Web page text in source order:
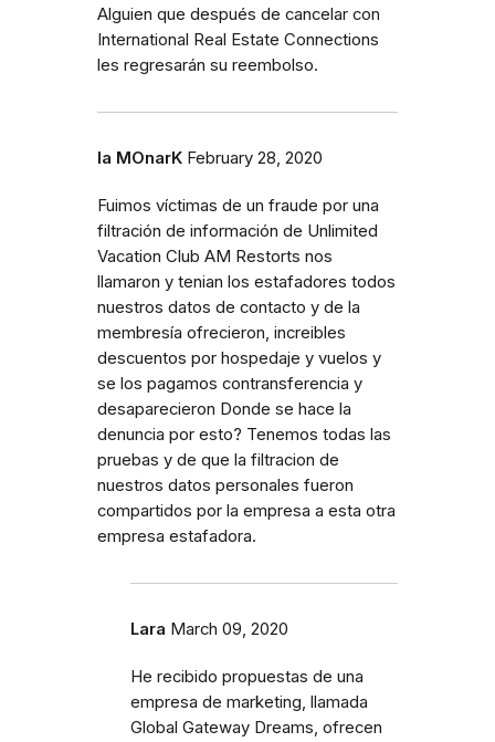
Alguien que después de cancelar con
International Real Estate Connections
les regresarán su reembolso.
la MOnarK February 28, 2020
Fuimos víctimas de un fraude por una
filtración de información de Unlimited
Vacation Club AM Restorts nos
llamaron y tenian los estafadores todos
nuestros datos de contacto y de la
membresía ofrecieron, increibles
descuentos por hospedaje y vuelos y
se los pagamos contransferencia y
desaparecieron Donde se hace la
denuncia por esto? Tenemos todas las
pruebas y de que la filtracion de
nuestros datos personales fueron
compartidos por la empresa a esta otra
empresa estafadora.
Lara March 09, 2020
He recibido propuestas de una
empresa de marketing, llamada
Global Gateway Dreams, ofrecen